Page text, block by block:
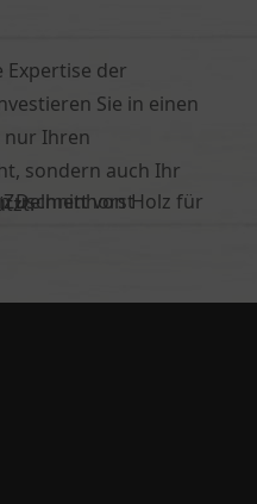
Expertise der
Sie in einen
nur Ihren
sondern auch Ihr